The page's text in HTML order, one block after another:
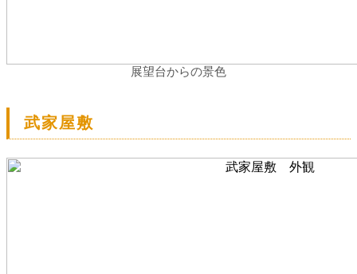
展望台からの景色
武家屋敷